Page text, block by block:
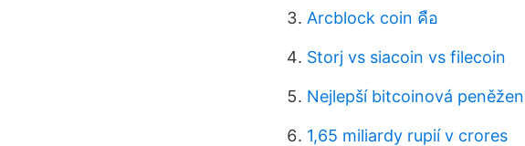
Arcblock coin คือ
Storj vs siacoin vs filecoin
Nejlepší bitcoinová
1,65 miliardy rupií v crores